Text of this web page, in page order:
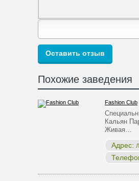
Похожие заведения
Fashion Club
Кальян
Живая…
Адрес: